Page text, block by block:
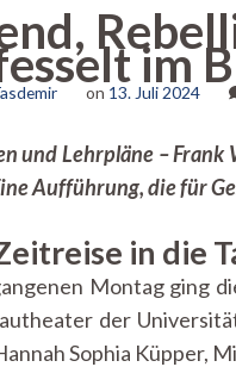
im
on 13. Juli 2024
und Lehrpläne –
Aufführung, die für
in die
Montag ging
der
Sophia Küpper,